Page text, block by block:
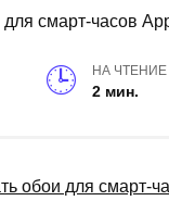
НА ЧТЕНИЕ
2 мин.